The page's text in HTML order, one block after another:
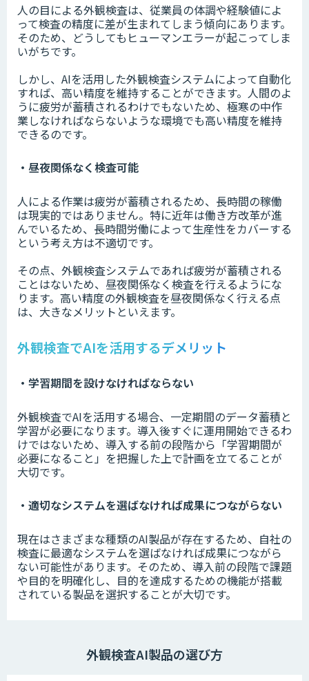
人の目による外観検査は、従業員の体調や経験値によ
って検査の精度に差が生まれてしまう傾向にあります。
そのため、どうしてもヒューマンエラーが起こってしま
いがちです。
しかし、AIを活用した外観検査システムによって自動化
すれば、高い精度を維持することができます。人間のよ
うに疲労が蓄積されるわけでもないため、極寒の中作
業しなければならないような環境でも高い精度を維持
できるのです。
・昼夜関係なく検査可能
人による作業は疲労が蓄積されるため、長時間の稼働
は現実的ではありません。特に近年は働き方改革が進
んでいるため、長時間労働によって生産性をカバーする
という考え方は不適切です。
その点、外観検査システムであれば疲労が蓄積される
ことはないため、昼夜関係なく検査を行えるようにな
ります。高い精度の外観検査を昼夜関係なく行える点
は、大きなメリットといえます。
外観検査でAIを活用するデメリット
・学習期間を設けなければならない
外観検査でAIを活用する場合、一定期間のデータ蓄積と
学習が必要になります。導入後すぐに運用開始できるわ
けではないため、導入する前の段階から「学習期間が
必要になること」を把握した上で計画を立てることが
大切です。
・適切なシステムを選ばなければ成果につながらない
現在はさまざまな種類のAI製品が存在するため、自社の
検査に最適なシステムを選ばなければ成果につながら
ない可能性があります。そのため、導入前の段階で課題
や目的を明確化し、目的を達成するための機能が搭載
されている製品を選択することが大切です。
外観検査AI製品の選び方